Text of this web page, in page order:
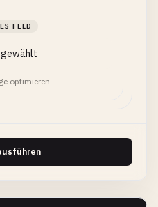
FELD
optimieren